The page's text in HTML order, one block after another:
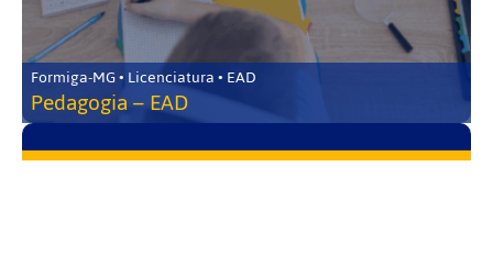
Formiga-MG • Licenciatura • EAD
Pedagogia – EAD